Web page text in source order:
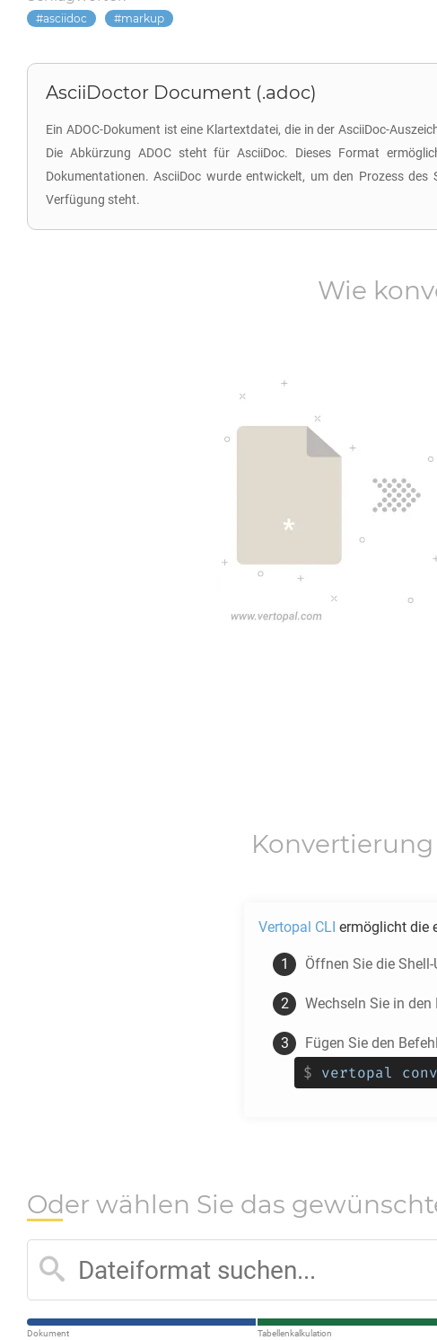
asciidoc markup
AsciiDoctor Document (.adoc)
Ein ADOC-Dokument ist eine Klartextdatei, die in der AsciiDoc-
Die Abkürzung ADOC steht für AsciiDoc. Dieses Format
Dokumentationen. AsciiDoc wurde entwickelt, um den Prozess
Verfügung steht.
Wie
Vertopal CLI ermöglicht die
Öffnen Sie die
Wechseln Sie in
Fügen Sie den
$ vertopal
Oder wählen Sie das
Dokument Tabellenkalkulation